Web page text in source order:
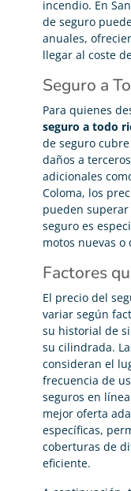
incendio. En
de seguro
anuales,
llegar al coste
Seguro a
Para quienes
seguro a todo
de seguro
daños a
adicionales
Coloma, los
pueden superar
seguro es
motos nuevas o
Factores
El precio del
variar según
su historial de
su cilindrada.
consideran el
frecuencia de
seguros en
mejor oferta
específicas,
coberturas de
eficiente.